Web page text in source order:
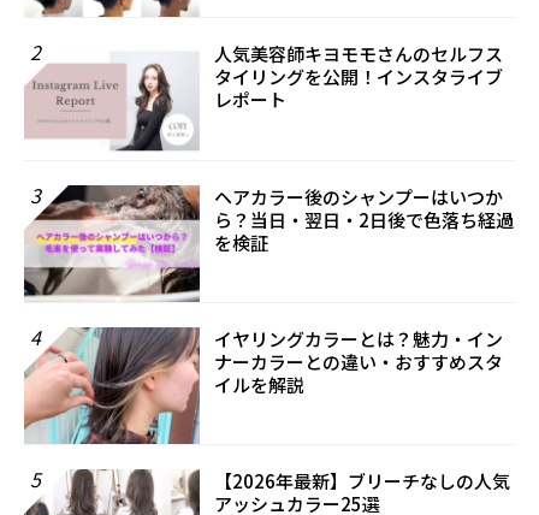
2
人気美容師キヨモモさんのセルフス
タイリングを公開！インスタライブ
レポート
3
ヘアカラー後のシャンプーはいつか
ら？当日・翌日・2日後で色落ち経過
を検証
4
イヤリングカラーとは？魅力・イン
ナーカラーとの違い・おすすめスタ
イルを解説
5
【2026年最新】ブリーチなしの人気
アッシュカラー25選